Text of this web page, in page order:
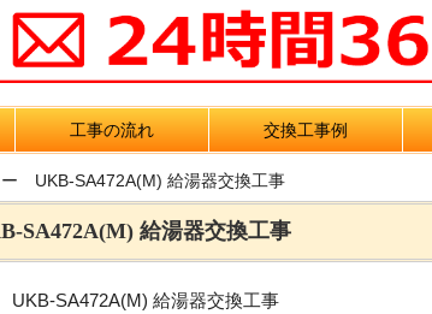
工事の流れ 交換工事例
UKB-SA472A(M) 給湯器交換工事
給湯器交換工事
SA472A(M) 給湯器交換工事